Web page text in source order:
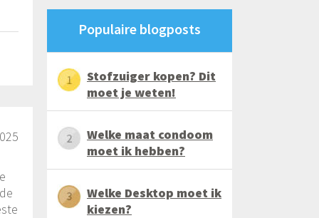
Populaire blogposts
Stofzuiger kopen? Dit
moet je weten!
Welke maat condoom
moet ik hebben?
Welke Desktop moet ik
kiezen?